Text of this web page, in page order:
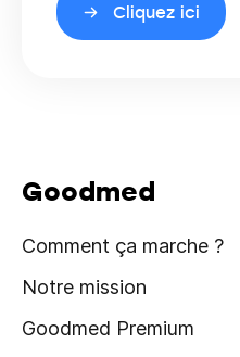
Cliquez ici
Goodmed
Comment ça marche ?
Notre mission
Goodmed Premium